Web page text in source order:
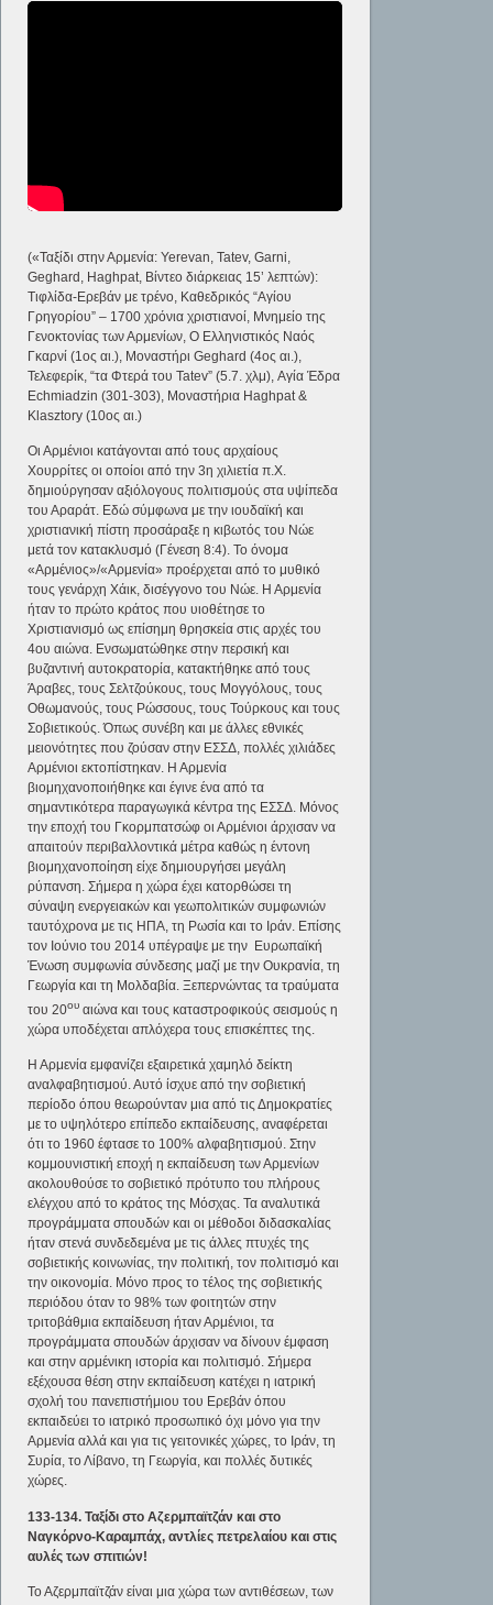
(«Ταξίδι στην Αρμενία: Yerevan, Tatev, Garni,
Geghard, Haghpat, Βίντεο διάρκειας 15’ λεπτών):
Τιφλίδα-Ερεβάν με τρένο, Καθεδρικός “Αγίου
Γρηγορίου” – 1700 χρόνια χριστιανοί, Μνημείο της
Γενοκτονίας των Αρμενίων, Ο Ελληνιστικός Ναός
Γκαρνί (1ος αι.), Μοναστήρι Geghard (4ος αι.),
Τελεφερίκ, “τα Φτερά του Tatev” (5.7. χλμ), Αγία Έδρα
Echmiadzin (301-303), Μοναστήρια Haghpat &
Klasztory (10ος αι.)
Οι Αρμένιοι κατάγονται από τους αρχαίους
Χουρρίτες οι οποίοι από την 3η χιλιετία π.Χ.
δημιούργησαν αξιόλογους πολιτισμούς στα υψίπεδα
του Αραράτ. Εδώ σύμφωνα με την ιουδαϊκή και
χριστιανική πίστη προσάραξε η κιβωτός του Νώε
μετά τον κατακλυσμό (Γένεση 8:4). Το όνομα
«Αρμένιος»/«Αρμενία» προέρχεται από το μυθικό
τους γενάρχη Χάικ, δισέγγονο του Νώε. Η Αρμενία
ήταν το πρώτο κράτος που υιοθέτησε το
Χριστιανισμό ως επίσημη θρησκεία στις αρχές του
4ου αιώνα. Ενσωματώθηκε στην περσική και
βυζαντινή αυτοκρατορία, κατακτήθηκε από τους
Άραβες, τους Σελτζούκους, τους Μογγόλους, τους
Οθωμανούς, τους Ρώσσους, τους Τούρκους και τους
Σοβιετικούς. Όπως συνέβη και με άλλες εθνικές
μειονότητες που ζούσαν στην ΕΣΣΔ, πολλές χιλιάδες
Αρμένιοι εκτοπίστηκαν. Η Αρμενία
βιομηχανοποιήθηκε και έγινε ένα από τα
σημαντικότερα παραγωγικά κέντρα της ΕΣΣΔ. Μόνος
την εποχή του Γκορμπατσώφ οι Αρμένιοι άρχισαν να
απαιτούν περιβαλλοντικά μέτρα καθώς η έντονη
βιομηχανοποίηση είχε δημιουργήσει μεγάλη
ρύπανση. Σήμερα η χώρα έχει κατορθώσει τη
σύναψη ενεργειακών και γεωπολιτικών συμφωνιών
ταυτόχρονα με τις ΗΠΑ, τη Ρωσία και το Ιράν. Επίσης
τον Ιούνιο του 2014 υπέγραψε με την Ευρωπαϊκή
Ένωση συμφωνία σύνδεσης μαζί με την Ουκρανία, τη
Γεωργία και τη Μολδαβία. Ξεπερνώντας τα τραύματα
του 20ου αιώνα και τους καταστροφικούς σεισμούς η
χώρα υποδέχεται απλόχερα τους επισκέπτες της.
Η Αρμενία εμφανίζει εξαιρετικά χαμηλό δείκτη
αναλφαβητισμού. Αυτό ίσχυε από την σοβιετική
περίοδο όπου θεωρούνταν μια από τις Δημοκρατίες
με το υψηλότερο επίπεδο εκπαίδευσης, αναφέρεται
ότι το 1960 έφτασε το 100% αλφαβητισμού. Στην
κομμουνιστική εποχή η εκπαίδευση των Αρμενίων
ακολουθούσε το σοβιετικό πρότυπο του πλήρους
ελέγχου από το κράτος της Μόσχας. Τα αναλυτικά
προγράμματα σπουδών και οι μέθοδοι διδασκαλίας
ήταν στενά συνδεδεμένα με τις άλλες πτυχές της
σοβιετικής κοινωνίας, την πολιτική, τον πολιτισμό και
την οικονομία. Μόνο προς το τέλος της σοβιετικής
περιόδου όταν το 98% των φοιτητών στην
τριτοβάθμια εκπαίδευση ήταν Αρμένιοι, τα
προγράμματα σπουδών άρχισαν να δίνουν έμφαση
και στην αρμένικη ιστορία και πολιτισμό. Σήμερα
εξέχουσα θέση στην εκπαίδευση κατέχει η ιατρική
σχολή του πανεπιστήμιου του Ερεβάν όπου
εκπαιδεύει το ιατρικό προσωπικό όχι μόνο για την
Αρμενία αλλά και για τις γειτονικές χώρες, το Ιράν, τη
Συρία, το Λίβανο, τη Γεωργία, και πολλές δυτικές
χώρες.
133-134. Ταξίδι στο Αζερμπαϊτζάν και στο
Ναγκόρνο-Καραμπάχ, αντλίες πετρελαίου και στις
αυλές των σπιτιών!
Το Αζερμπαϊτζάν είναι μια χώρα των αντιθέσεων, των